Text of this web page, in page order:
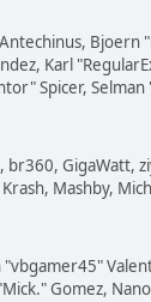
Karl
Spicer,
GigaWatt,
Mashby,
Gomez,